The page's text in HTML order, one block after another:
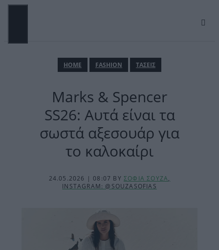
Μετάβαση
ΗΟΜΕ FASHION ΤΑΣΕΙΣ
Marks & Spencer
SS26: Αυτά είναι τα
σωστά αξεσουάρ για
το καλοκαίρι
24.05.2026 | 08:07 BY ΣΟΦΙΑ ΣΟΥΖΑ,
INSTAGRAM: @SOUZASOFIAS